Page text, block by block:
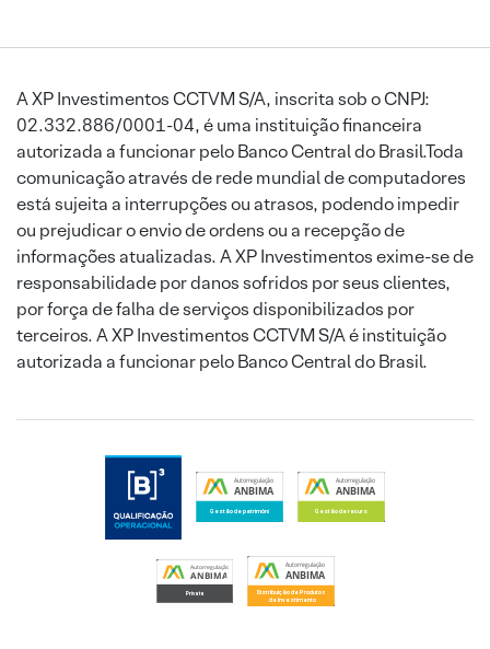
A XP Investimentos CCTVM S/A, inscrita sob o CNPJ:
02.332.886/0001-04, é uma instituição financeira
autorizada a funcionar pelo Banco Central do Brasil.Toda
comunicação através de rede mundial de computadores
está sujeita a interrupções ou atrasos, podendo impedir
ou prejudicar o envio de ordens ou a recepção de
informações atualizadas. A XP Investimentos exime-se de
responsabilidade por danos sofridos por seus clientes,
por força de falha de serviços disponibilizados por
terceiros. A XP Investimentos CCTVM S/A é instituição
autorizada a funcionar pelo Banco Central do Brasil.